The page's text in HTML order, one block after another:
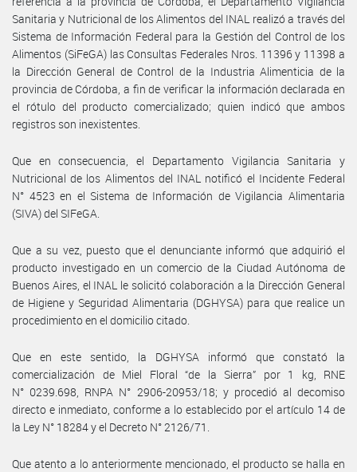
Sanitaria y Nutricional de los Alimentos del INAL realizó a través del
Sistema de Información Federal para la Gestión del Control de los
Alimentos (SiFeGA) las Consultas Federales Nros. 11396 y 11398 a
la Dirección General de Control de la Industria Alimenticia de la
provincia de Córdoba, a fin de verificar la información declarada en
el rótulo del producto comercializado; quien indicó que ambos
registros son inexistentes.
Que en consecuencia, el Departamento Vigilancia Sanitaria y
Nutricional de los Alimentos del INAL notificó el Incidente Federal
N° 4523 en el Sistema de Información de Vigilancia Alimentaria
(SIVA) del SIFeGA.
Que a su vez, puesto que el denunciante informó que adquirió el
producto investigado en un comercio de la Ciudad Autónoma de
Buenos Aires, el INAL le solicitó colaboración a la Dirección General
de Higiene y Seguridad Alimentaria (DGHYSA) para que realice un
procedimiento en el domicilio citado.
Que en este sentido, la DGHYSA informó que constató la
comercialización de Miel Floral “de la Sierra” por 1 kg, RNE
N° 0239.698, RNPA N° 2906-20953/18; y procedió al decomiso
directo e inmediato, conforme a lo establecido por el artículo 14 de
la Ley N° 18284 y el Decreto N° 2126/71.
Que atento a lo anteriormente mencionado, el producto se halla en